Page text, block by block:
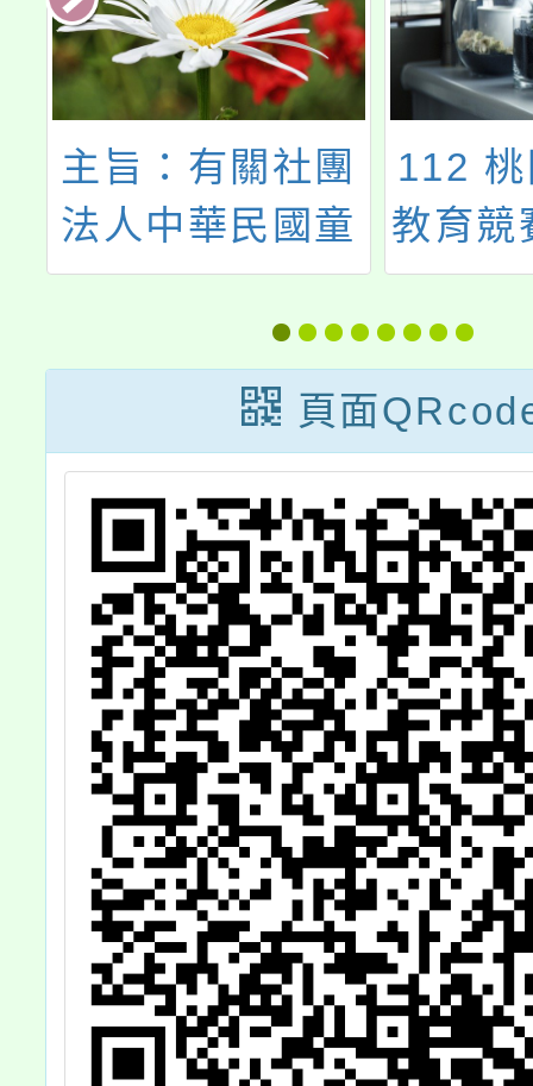
主旨：有關社團
法人中華民國童
軍總會組團參加
「第16次韓國全
國童軍大露營」
一案，請鼓勵貴
校所屬童軍及服
務員踴躍報名參
加，請查照。
112
教育競
選
頁面